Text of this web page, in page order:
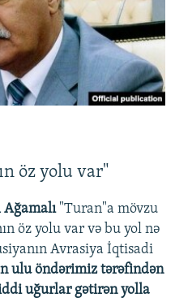
öz yolu var"
Ağamalı "Turan"a mövzu
öz yolu var və bu yol nə
Avrasiya İqtisadi
ulu öndərimiz tərəfindən
uğurlar gətirən yolla